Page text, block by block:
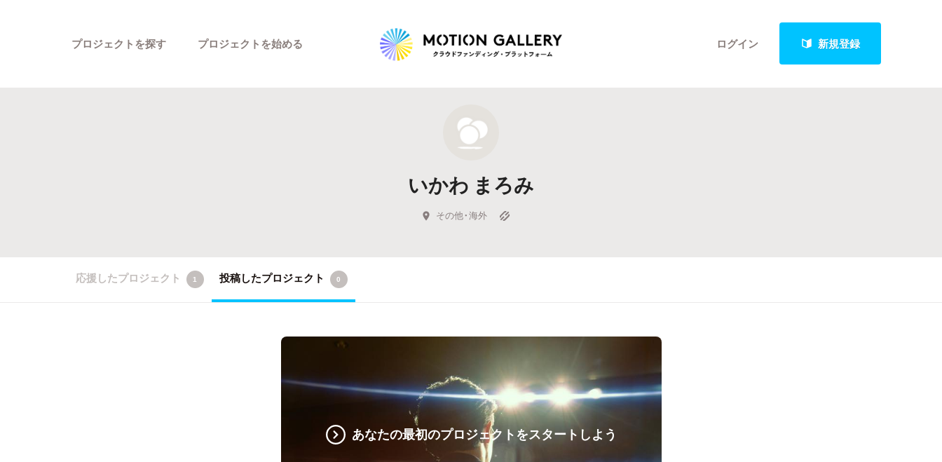
ログイン 新規登録
プロジェクトを探す
新着プロジェクト
Feature
キュレーターから探す
プロジェクトを始める
いかわ まろみ
その他・海外
応援したプロジェクト 1 投稿したプロジェクト 0
あなたの最初のプロジェクトをスタートしよう